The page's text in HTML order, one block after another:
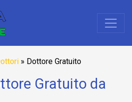
» Dottore Gratuito
Gratuito da